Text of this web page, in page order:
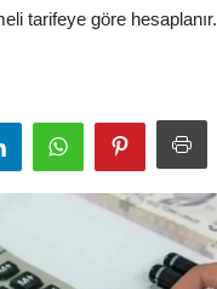
tarifeye göre hesaplanır.